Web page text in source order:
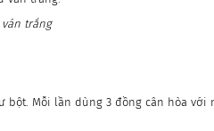
trắng
bột. Mỗi lần dùng 3 đồng cân hòa với